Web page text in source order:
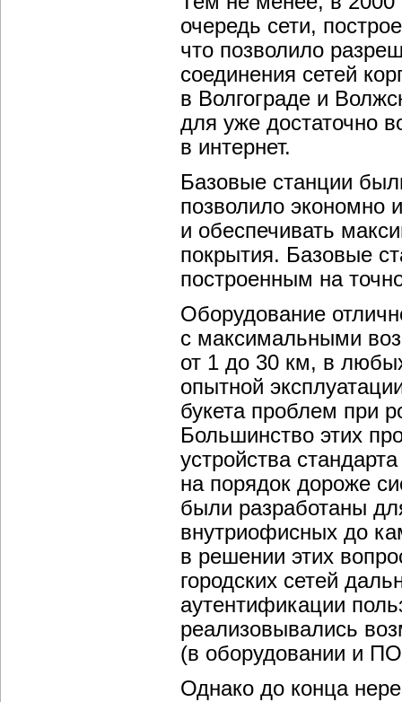
очередь сети,
что позволило
соединения сетей
в Волгограде и
для уже достаточно
в интернет.
Базовые станции
позволило экономно
и обеспечивать
покрытия. Базовые
построенным на
Оборудование
с максимальными
от 1 до 30 км, в
опытной
букета проблем при
Большинство этих
устройства
на порядок дороже
были разработаны
внутриофисных до
в решении этих
городских сетей
аутентификации
реализовывались
(в оборудовании и
Однако до конца